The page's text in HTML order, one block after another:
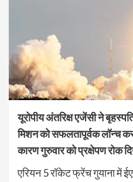
यूरोपीय अंतरिक्ष एजेंसी ने
मिशन को सफलतापूर्वक लॉन्च
कारण गुरुवार को प्रक्षेपण रोक
एरियन 5 रॉकेट फ्रेंच गुयाना में